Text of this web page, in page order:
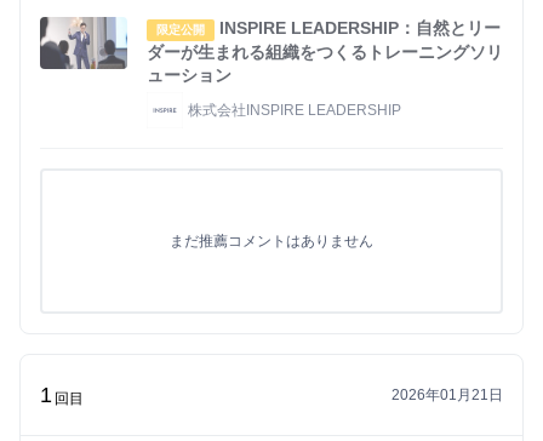
限定公開
INSPIRE LEADERSHIP：自然とリー
ダーが生まれる組織をつくるトレーニングソリ
ューション
株式会社INSPIRE LEADERSHIP
まだ推薦コメントはありません
1 回目 2026年01月21日
る
よ
グ